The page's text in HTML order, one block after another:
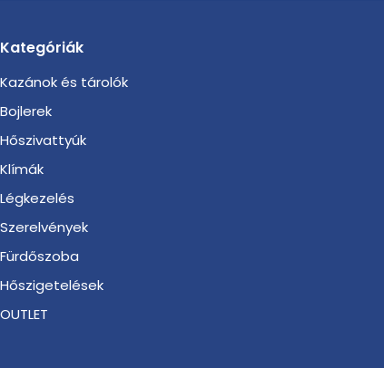
Kategóriák
Kazánok és tárolók
Bojlerek
Hőszivattyúk
Klímák
Légkezelés
Szerelvények
Fürdőszoba
Hőszigetelések
OUTLET